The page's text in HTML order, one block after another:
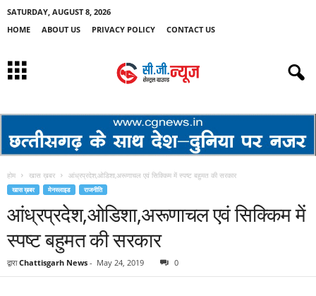
SATURDAY, AUGUST 8, 2026
HOME
ABOUT US PRIVACY POLICY CONTACT US
होम खास ख़बर आंध्रप्रदेश,ओडिशा,अरूणाचल एवं सिक्किम में स्पष्ट बहुमत की सरकार
खास ख़बर मेनस्लाइड राजनीति
आंध्रप्रदेश,ओडिशा,अरूणाचल एवं सिक्किम में
स्पष्ट बहुमत की सरकार
द्वारा Chattisgarh News - May 24, 2019 0